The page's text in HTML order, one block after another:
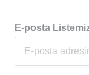
E-posta